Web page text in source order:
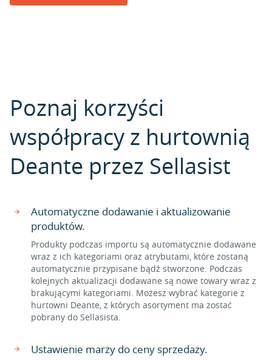
Poznaj korzyści
współpracy z hurtownią
Deante przez Sellasist
Automatyczne dodawanie i aktualizowanie
produktów.
Produkty podczas importu są automatycznie dodawane
wraz z ich kategoriami oraz atrybutami, które zostaną
automatycznie przypisane bądź stworzone. Podczas
kolejnych aktualizacji dodawane są nowe towary wraz z
brakującymi kategoriami. Możesz wybrać kategorie z
hurtowni Deante, z których asortyment ma zostać
pobrany do Sellasista.
Ustawienie marży do ceny sprzedaży.